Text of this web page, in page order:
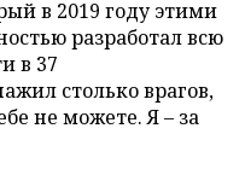
в 2019 году этими
разработал всю
в 37
столько врагов,
не можете. Я – за